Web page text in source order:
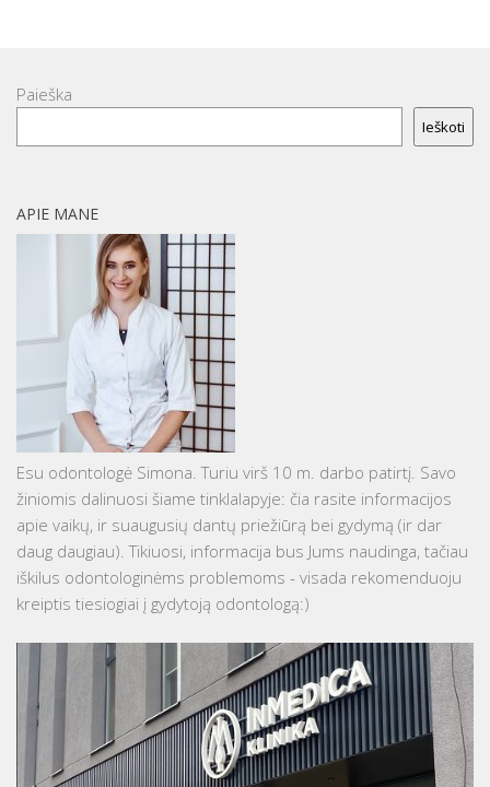
Paieška
Ieškoti
APIE MANE
Esu odontologė Simona. Turiu virš 10 m. darbo patirtį. Savo
žiniomis dalinuosi šiame tinklalapyje: čia rasite informacijos
apie vaikų, ir suaugusių dantų priežiūrą bei gydymą (ir dar
daug daugiau). Tikiuosi, informacija bus Jums naudinga, tačiau
iškilus odontologinėms problemoms - visada rekomenduoju
kreiptis tiesiogiai į gydytoją odontologą:)